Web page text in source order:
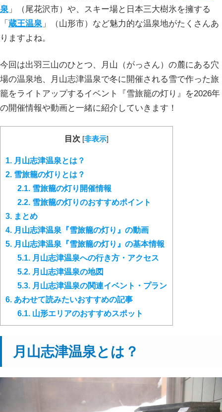
泉 」（尾花沢市）や、スキー場と日本三大樹氷を擁する
「 蔵王温泉 」（山形市）など魅力的な温泉地がたくさんあ
りますよね。
今回は出羽三山のひとつ、月山（がっさん）の麓にある穴
場の温泉地、月山志津温泉で冬に開催される雪で作った旅
籠をライトアップするイベント『雪旅籠の灯り』を2026年
の開催情報や動画と一緒に紹介していきます！
目次 [非表示]
1. 月山志津温泉とは？
2. 雪旅籠の灯りとは？
2.1. 雪旅籠の灯り開催情報
2.2. 雪旅籠の灯りのおすすめポイント
3. まとめ
4. 月山志津温泉『雪旅籠の灯り』の動画
5. 月山志津温泉『雪旅籠の灯り』の基本情報
5.1. 月山志津温泉への行き方・アクセス
5.2. 月山志津温泉の地図
5.3. 月山志津温泉の関連イベント・プラン
6. あわせて読みたいおすすめの記事
6.1. 山形エリアのおすすめスポット
月山志津温泉とは？